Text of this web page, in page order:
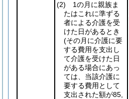
(2) 1の月に親族ま
たはこれに準ずる
者による介護を受
けた日があるとき
(その月に介護に要
する費用を支出し
て介護を受けた日
がある場合にあっ
ては、当該介護に
要する費用として
支出された額が85,